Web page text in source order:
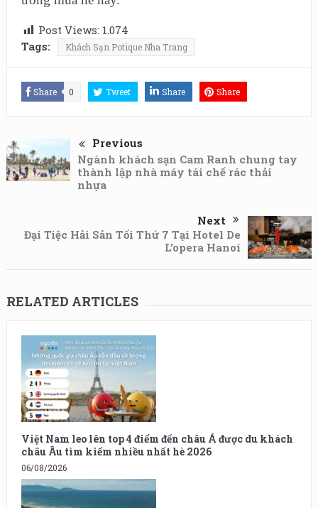
Post Views: 1.074
Tags:
Khách Sạn Potique Nha Trang
Share 0 Tweet Share Share
Previous
Ngành khách sạn Cam Ranh chung tay
thành lập nhà máy tái chế rác thải
nhựa
Next
Đại Tiệc Hải Sản Tối Thứ 7 Tại Hotel De
L’opera Hanoi
RELATED ARTICLES
Việt Nam leo lên top 4 điểm đến châu Á được du khách
châu Âu tìm kiếm nhiều nhất hè 2026
06/08/2026